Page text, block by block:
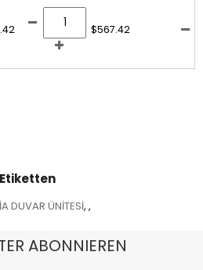
$567.42
Etiketten
DUVAR ÜNİTESİ, ,
ABONNIEREN